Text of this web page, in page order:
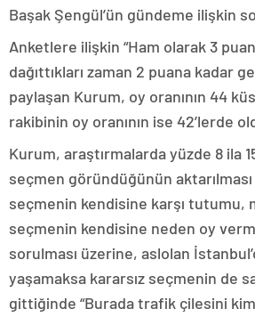
Başak Şengül’ün gündeme ilişkin
Anketlere ilişkin “Ham olarak 3
dağıttıkları zaman 2 puana kadar
paylaşan Kurum, oy oranının 44
rakibinin oy oranının ise 42’lerde
Kurum, araştırmalarda yüzde 8 ila
seçmen göründüğünün
seçmenin kendisine karşı tutumu,
seçmenin kendisine neden oy
sorulması üzerine, aslolan
yaşamaksa kararsız seçmenin de
gittiğinde “Burada trafik çilesini